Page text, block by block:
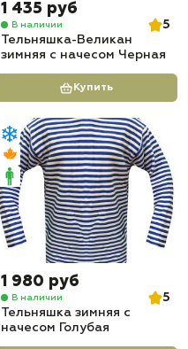
1 435 руб
В наличии
5
Тельняшка-Великан
зимняя с начесом Черная
Купить
1 980 руб
В наличии
5
Тельняшка зимняя с
начесом Голубая